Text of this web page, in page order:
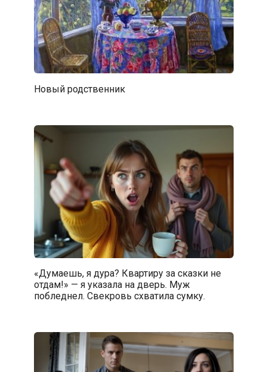
Новый родственник
«Думаешь, я дура? Квартиру за сказки не
отдам!» — я указала на дверь. Муж
побледнел. Свекровь схватила сумку.